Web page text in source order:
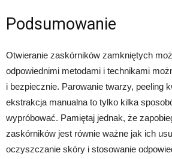
Podsumowanie
Otwieranie zaskórników zamkniętych
odpowiednimi metodami i technikami
i bezpiecznie. Parowanie twarzy, peeling
ekstrakcja manualna to tylko kilka
wypróbować. Pamiętaj jednak, że
zaskórników jest równie ważne jak ich
oczyszczanie skóry i stosowanie